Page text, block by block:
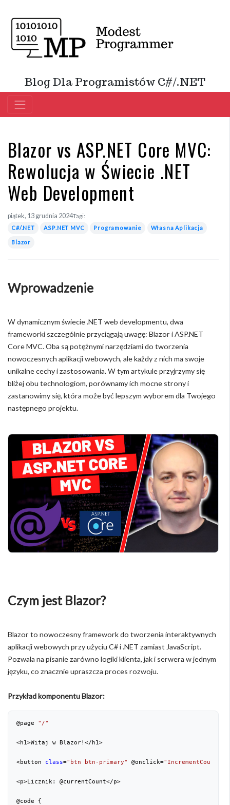
Blog Dla Programistów C#/.NET
Blazor vs ASP.NET Core MVC:
Rewolucja w Świecie .NET
Web Development
piątek, 13 grudnia 2024Tagi:
C#/.NET ASP.NET MVC Programowanie Własna Aplikacja
Blazor
Wprowadzenie
W dynamicznym świecie .NET web developmentu, dwa
frameworki szczególnie przyciągają uwagę: Blazor i ASP.NET
Core MVC. Oba są potężnymi narzędziami do tworzenia
nowoczesnych aplikacji webowych, ale każdy z nich ma swoje
unikalne cechy i zastosowania. W tym artykule przyjrzymy się
bliżej obu technologiom, porównamy ich mocne strony i
zastanowimy się, która może być lepszym wyborem dla Twojego
następnego projektu.
Czym jest Blazor?
Blazor to nowoczesny framework do tworzenia interaktywnych
aplikacji webowych przy użyciu C# i .NET zamiast JavaScript.
Pozwala na pisanie zarówno logiki klienta, jak i serwera w jednym
języku, co znacznie upraszcza proces rozwoju.
Przykład komponentu Blazor:
@page "/"
<h1>Witaj w Blazor!</h1>
<button class="btn btn-primary" @onclick="IncrementCount"
<p>Licznik: @currentCount</p>
@code {